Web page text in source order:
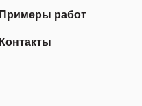
Примеры работ
Контакты